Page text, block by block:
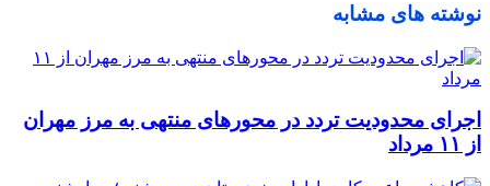
نوشته های مشابه
اجرای محدودیت تردد در محورهای منتهی به مرز مهران
از ۱۱ مرداد